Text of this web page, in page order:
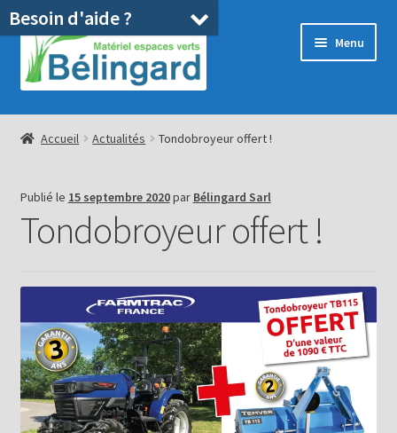
Aller
la
Aller
au
contenu
Menu
Accueil
Location
menu
enfant
Blog
Accueil Actualités Tondobroyeur offert !
Publié le 15 septembre 2020par Bélingard Sarl
Tondobroyeur offert !
Besoin d'aide ?